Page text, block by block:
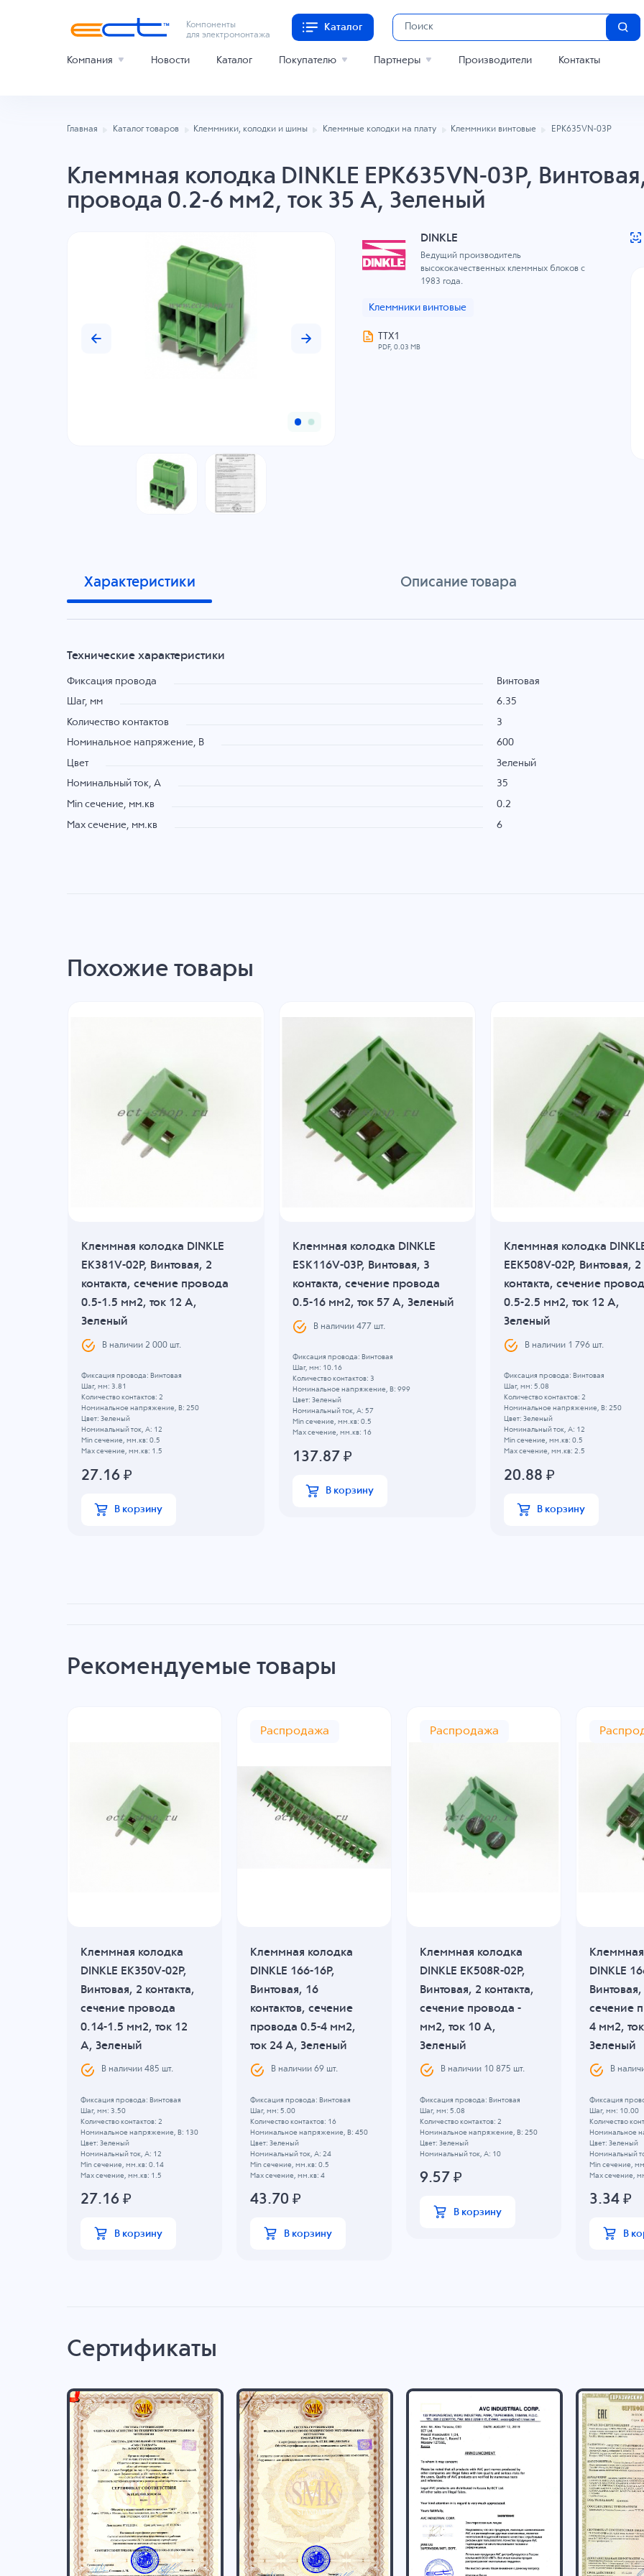
Компоненты
для электромонтажа
Каталог
Компания Новости Каталог Покупателю Партнеры Производители Контакты
Главная Каталог товаров Клеммники, колодки и шины Клеммные колодки на плату Клеммники винтовые EPK635VN-03P
Клеммная колодка DINKLE EPK635VN-03P,
провода 0.2-6 мм2, ток 35 A, Зеленый
DINKLE
Ведущий производитель
высококачественных клеммных блоков с
1983 года.
Клеммники винтовые
ТТХ1
PDF, 0.03 MB
Характеристики Описание товара
Технические характеристики
Фиксация провода Винтовая
Шаг, мм 6.35
Количество контактов 3
Номинальное напряжение, B 600
Цвет Зеленый
Номинальный ток, А 35
Min сечение, мм.кв 0.2
Max сечение, мм.кв 6
Похожие товары
Клеммная колодка DINKLE
EK381V-02P, Винтовая, 2
контакта, сечение провода
0.5-1.5 мм2, ток 12 A,
Зеленый
В наличии 2 000шт.
Фиксация провода: Винтовая
Шаг, мм: 3.81
Количество контактов: 2
Номинальное напряжение, B: 250
Цвет: Зеленый
Номинальный ток, А: 12
Min сечение, мм.кв: 0.5
Max сечение, мм.кв: 1.5
27.16 ₽
В корзину
Клеммная колодка DINKLE
ESK116V-03P, Винтовая, 3
контакта, сечение провода
0.5-16 мм2, ток 57 A, Зеленый
В наличии 477 шт.
Фиксация провода: Винтовая
Шаг, мм: 10.16
Количество контактов: 3
Номинальное напряжение, B: 999
Цвет: Зеленый
Номинальный ток, А: 57
Min сечение, мм.кв: 0.5
Max сечение, мм.кв: 16
137.87₽
В корзину
Клеммная колодка
EEK508V-02P, Винтовая, 2
контакта, сечение
0.5-2.5 мм2, ток 12 A,
Зеленый
В наличии 1 796шт.
Фиксация провода: Винтовая
Шаг, мм: 5.08
Количество контактов: 2
Номинальное напряжение, B: 250
Цвет: Зеленый
Номинальный ток, А: 12
Min сечение, мм.кв: 0.5
Max сечение, мм.кв: 2.5
20.88 ₽
В корзину
Рекомендуемые товары
Клеммная колодка
DINKLE EK350V-02P,
Винтовая, 2 контакта,
сечение провода
0.14-1.5 мм2, ток 12
A, Зеленый
В наличии485 шт.
Фиксация провода: Винтовая
Шаг, мм: 3.50
Количество контактов: 2
Номинальное напряжение, B: 130
Цвет: Зеленый
Номинальный ток, А: 12
Min сечение, мм.кв: 0.14
Max сечение, мм.кв: 1.5
27.16 ₽
В корзину
Распродажа
Клеммная колодка
DINKLE 166-16P,
Винтовая, 16
контактов, сечение
провода 0.5-4 мм2,
ток 24 A, Зеленый
В наличии69 шт.
Фиксация провода: Винтовая
Шаг, мм: 5.00
Количество контактов: 16
Номинальное напряжение, B: 450
Цвет: Зеленый
Номинальный ток, А: 24
Min сечение, мм.кв: 0.5
Max сечение, мм.кв: 4
43.70 ₽
В корзину
Распродажа
Клеммная колодка
DINKLE EK508R-02P,
Винтовая, 2 контакта,
сечение провода -
мм2, ток 10 A,
Зеленый
В наличии 10 875 шт.
Фиксация провода: Винтовая
Шаг, мм: 5.08
Количество контактов: 2
Номинальное напряжение, B: 250
Цвет: Зеленый
Номинальный ток, А: 10
9.57 ₽
В корзину
DINKLE
сечение
4 мм2,
Зеленый
В
Фиксация
Шаг, мм: 10.00
Количество
Номинальное
Цвет: Зеленый
Номинальный
Min сечение,
Max сечение,
3.34₽
В
Сертификаты